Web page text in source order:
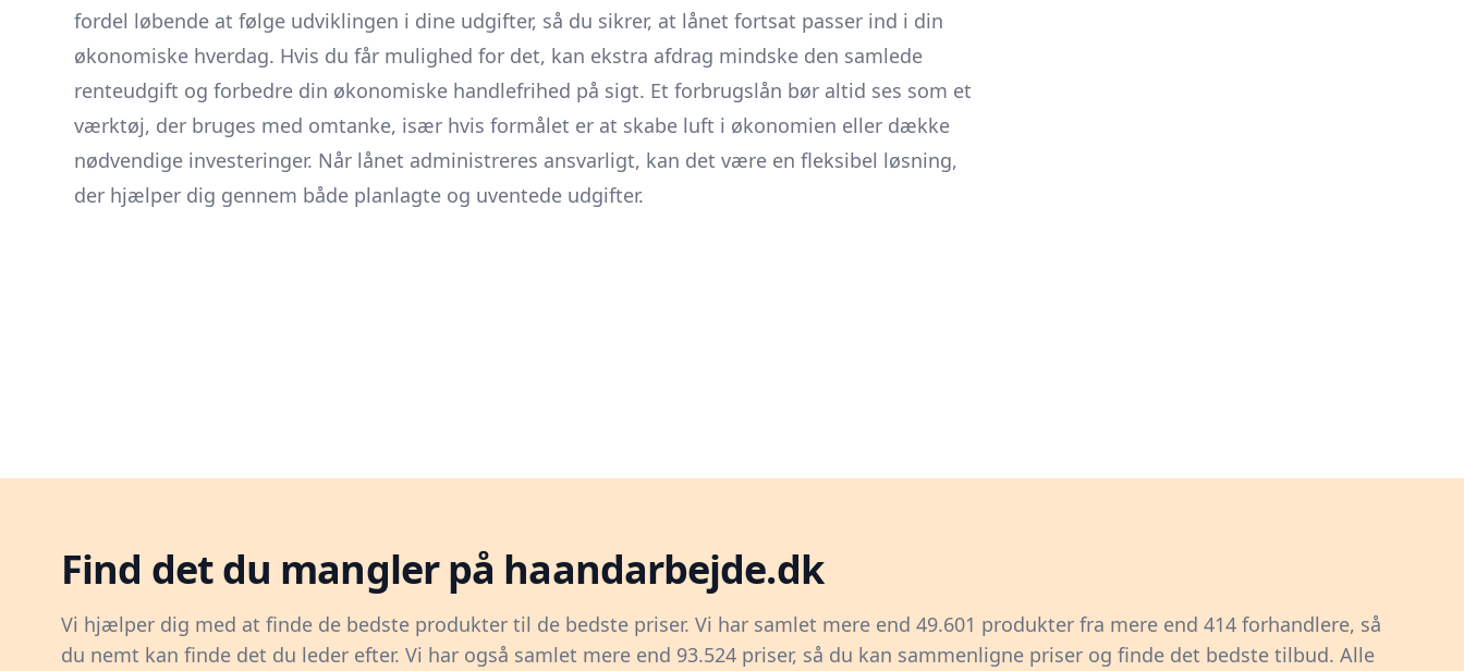
fordel løbende at følge udviklingen i dine udgifter, så du sikrer, at lånet fortsat passer ind i din
økonomiske hverdag. Hvis du får mulighed for det, kan ekstra afdrag mindske den samlede
renteudgift og forbedre din økonomiske handlefrihed på sigt. Et forbrugslån bør altid ses som et
værktøj, der bruges med omtanke, især hvis formålet er at skabe luft i økonomien eller dække
nødvendige investeringer. Når lånet administreres ansvarligt, kan det være en fleksibel løsning,
der hjælper dig gennem både planlagte og uventede udgifter.
Find det du mangler på haandarbejde.dk
Vi hjælper dig med at finde de bedste produkter til de bedste priser. Vi har samlet mere end 49.601 produkter fra mere end 414 forhandlere, så
du nemt kan finde det du leder efter. Vi har også samlet mere end 93.524 priser, så du kan sammenligne priser og finde det bedste tilbud. Alle